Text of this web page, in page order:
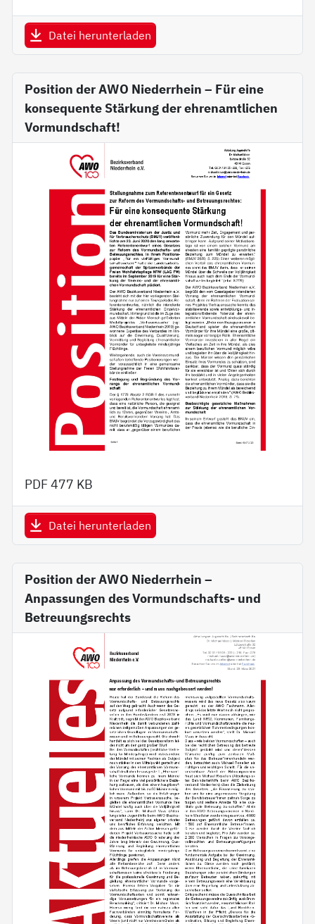
Datei herunterladen
Position der AWO Niederrhein – Für eine
konsequente Stärkung der ehrenamtlichen
Vormundschaft!
PDF477 KB
Datei herunterladen
Position der AWO Niederrhein –
Anpassungen des Vormundschafts- und
Betreuungsrechts